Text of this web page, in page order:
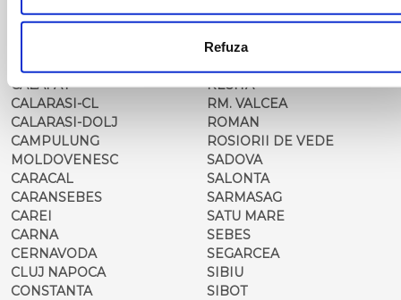
Refuza
BRAILA
BRASOV
BUZAU
CALAFAT
CALARASI-CL
CALARASI-DOLJ
CAMPULUNG
MOLDOVENESC
CARACAL
CARANSEBES
CAREI
CARNA
CERNAVODA
CLUJ NAPOCA
CONSTANTA
POIANA MARE
RADOVAN
RAST
RESITA
RM. VALCEA
ROMAN
ROSIORII DE VEDE
SADOVA
SALONTA
SARMASAG
SATU MARE
SEBES
SEGARCEA
SIBIU
SIBOT